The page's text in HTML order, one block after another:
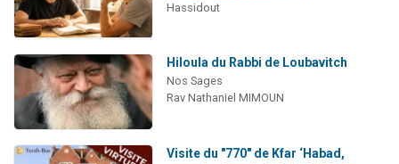
Hassidout
Hiloula du Rabbi de Loubavitch
Nos Sages
Rav Nathaniel MIMOUN
Visite du "770" de Kfar ‘Habad,